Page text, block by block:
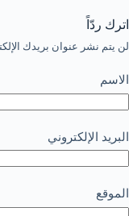
اترك ردّاً
لن يتم نشر عنوان بريدك
الاسم
البريد الإلكتروني
الموقع